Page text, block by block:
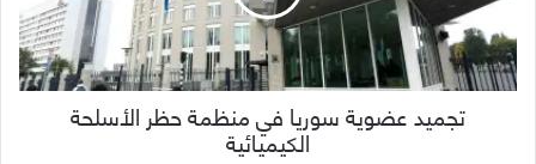
تجميد عضوية سوريا في منظمة حظر الأسلحة
الكيميائية